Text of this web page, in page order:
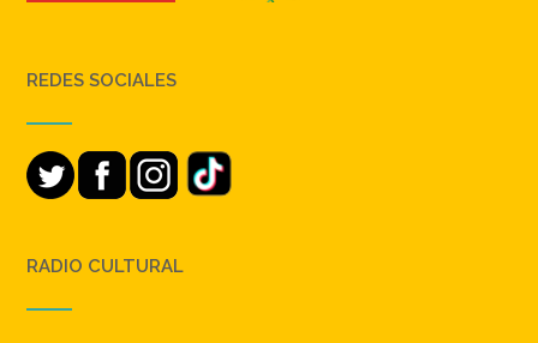
REDES SOCIALES
RADIO CULTURAL